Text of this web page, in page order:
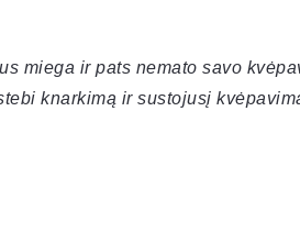
miega ir pats nemato savo
knarkimą ir sustojusį